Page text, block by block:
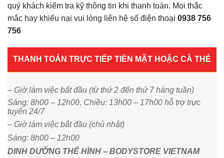
quý khách kiểm tra kỹ thông tin khi thanh toán. Mọi thắc
mắc hay khiếu nại vui lòng liên hệ số điện thoại 0938 756
756
THANH TOÁN TRỰC TIẾP TIỀN MẶT HOẶC CÀ THẺ
– Giờ làm việc bắt đầu (từ thứ 2 đến thứ 7 hàng tuần)
Sáng: 8h00 – 12h00, Chiều: 13h00 – 17h00 hỗ trợ trực
tuyến 24/7
– Giờ làm việc bắt đầu (chủ nhật)
Sáng: 8h00 – 12h00
DINH DƯỠNG THỂ HÌNH – BODYSTORE VIETNAM